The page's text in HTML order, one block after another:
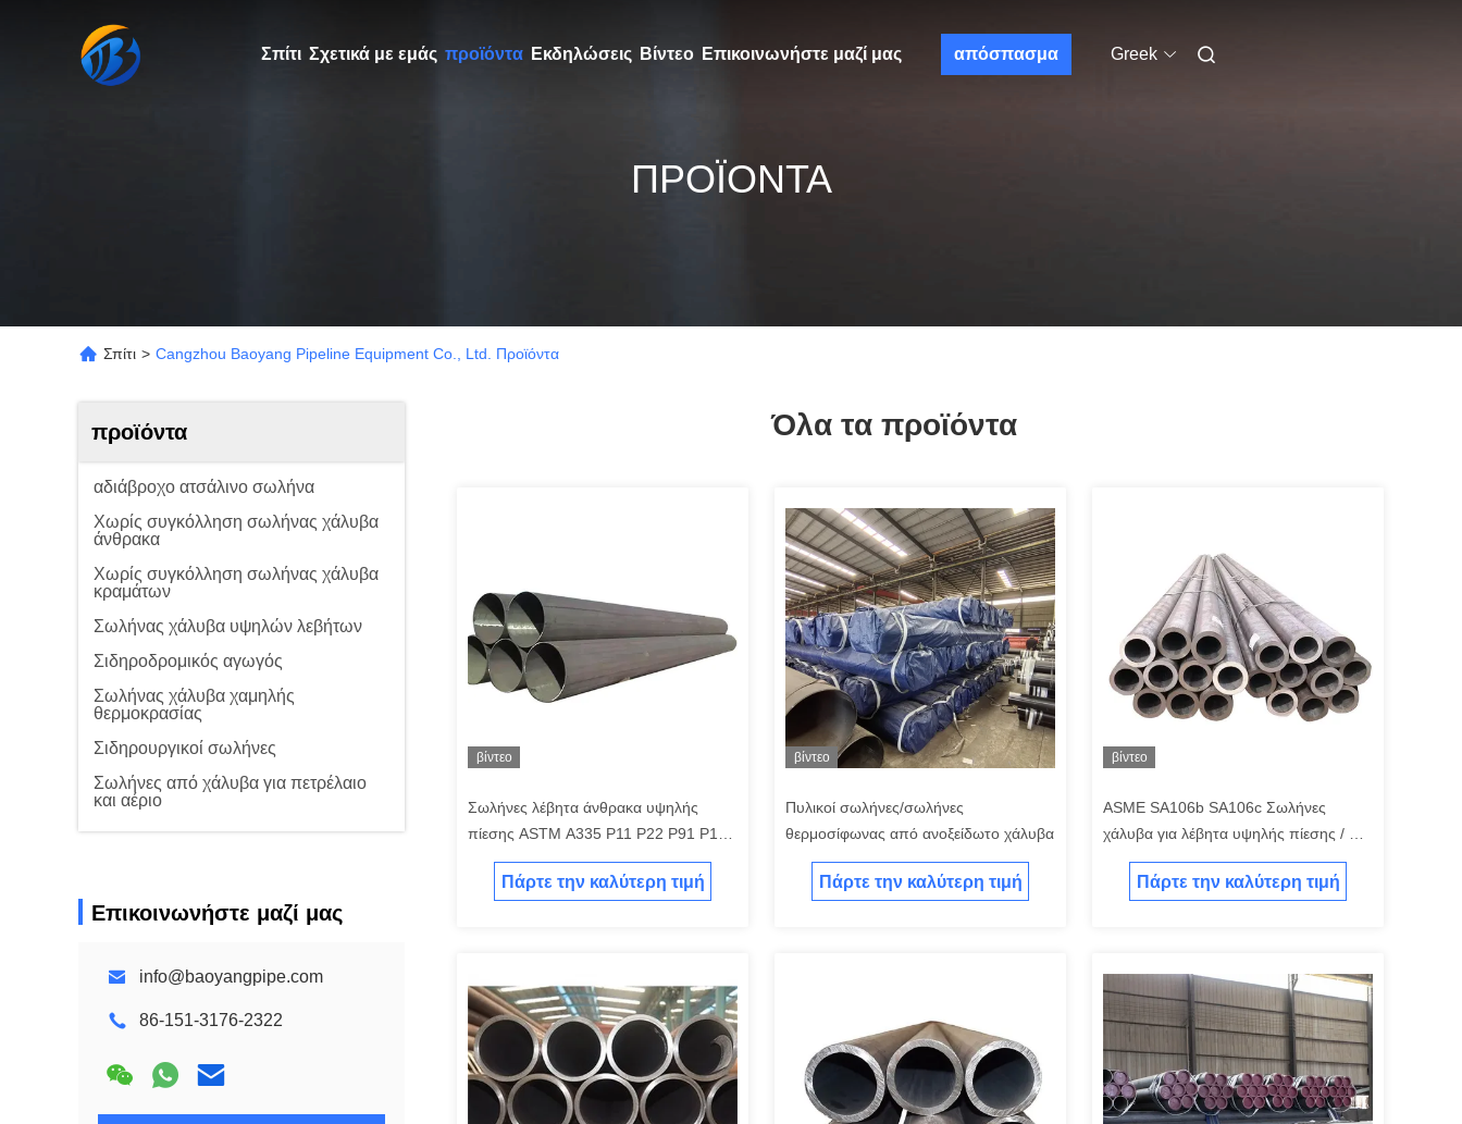
Σπίτι Σχετικά με εμάς προϊόντα Εκδηλώσεις Βίντεο Επικοινωνήστε μαζί μας απόσπασμα Greek
ΠΡΟΪΌΝΤΑ
Σπίτι > Cangzhou Baoyang Pipeline Equipment Co., Ltd. Προϊόντα
προϊόντα
αδιάβροχο ατσάλινο σωλήνα
Χωρίς συγκόλληση σωλήνας χάλυβα
άνθρακα
Χωρίς συγκόλληση σωλήνας χάλυβα
κραμάτων
Σωλήνας χάλυβα υψηλών λεβήτων
Σιδηροδρομικός αγωγός
Σωλήνας χάλυβα χαμηλής
θερμοκρασίας
Σιδηρουργικοί σωλήνες
Σωλήνες από χάλυβα για πετρέλαιο
και αέριο
Επικοινωνήστε μαζί μας
info@baoyangpipe.com
86-151-3176-2322
Όλα τα προϊόντα
βίντεο
Σωλήνες λέβητα άνθρακα υψηλής
πίεσης ASTM A335 P11 P22 P91 P12
P92 P5 P9
Πάρτε την καλύτερη τιμή
βίντεο
Πυλικοί σωλήνες/σωλήνες
θερμοσίφωνας από ανοξείδωτο χάλυβα
Πάρτε την καλύτερη τιμή
βίντεο
ASME SA106b SA106c Σωλήνες
χάλυβα για λέβητα υψηλής πίεσης / Cs
Smls Pipe
Πάρτε την καλύτερη τιμή